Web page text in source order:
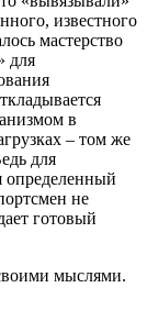
известного
мастерство
для
в
– том же
для
определенный
не
готовый
мыслями.